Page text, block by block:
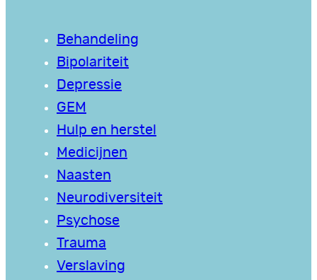
Behandeling
Bipolariteit
Depressie
GEM
Hulp en herstel
Medicijnen
Naasten
Neurodiversiteit
Psychose
Trauma
Verslaving